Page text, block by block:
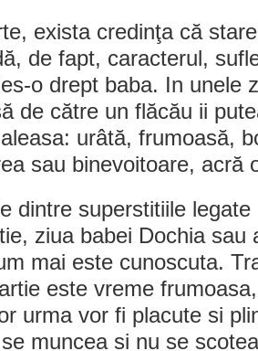
exista credinţa că
de fapt, caracterul,
o drept baba. In unele
de către un flăcău ii
urâtă, frumoasă,
sau binevoitoare, acră
dintre superstitiile
ziua babei Dochia sau
mai este cunoscuta.
este vreme
urma vor fi placute si
muncea si nu se